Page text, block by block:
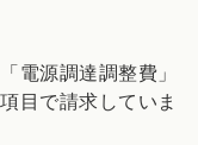
電源調達調整費」
目で請求していま